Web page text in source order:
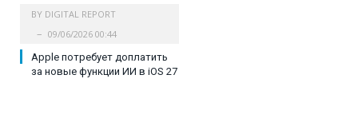
BY DIGITAL REPORT
09/06/2026 00:44
Apple потребует доплатить
за новые функции ИИ в iOS 27